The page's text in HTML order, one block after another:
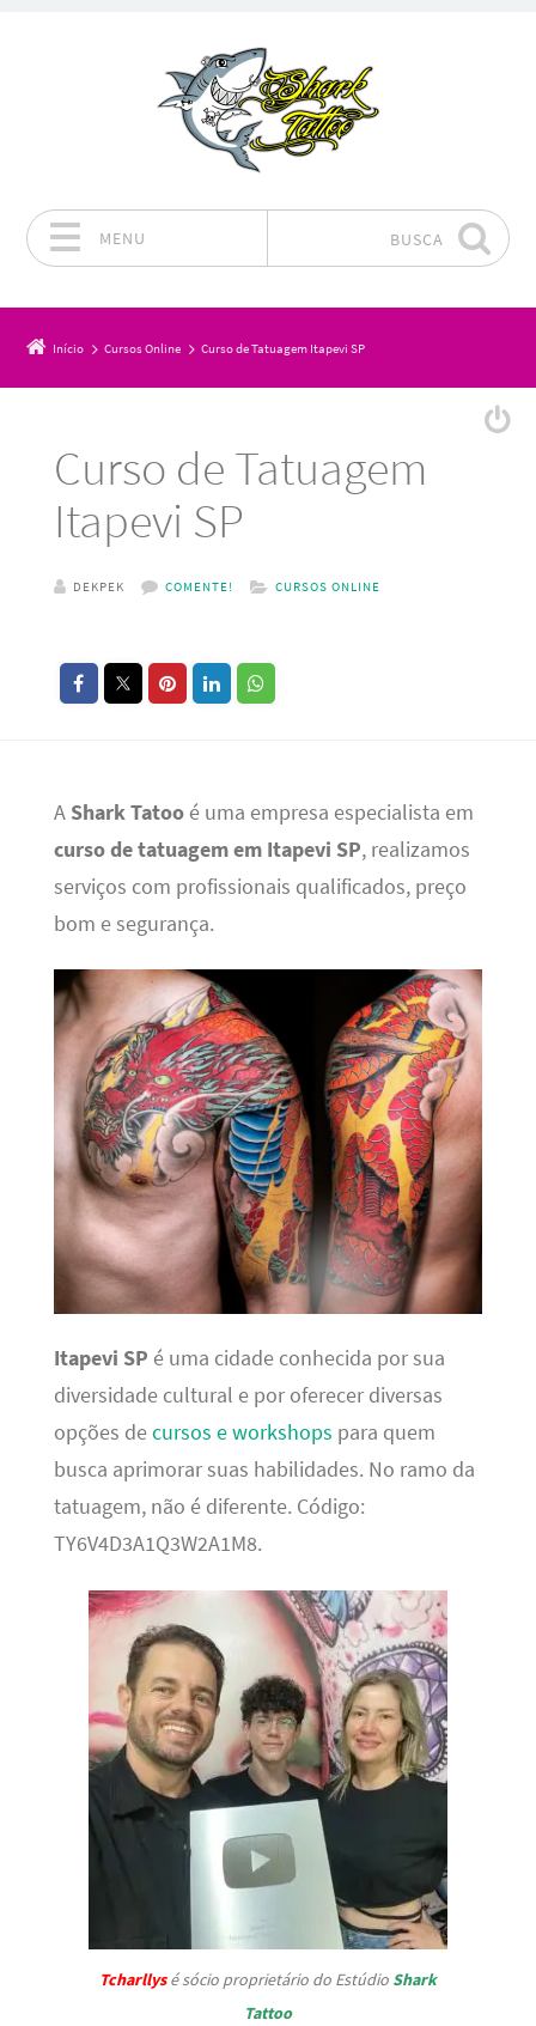
MENU BUSCA
Início Cursos Online Curso de Tatuagem Itapevi SP
Curso de Tatuagem
Itapevi SP
DEKPEK COMENTE! CURSOS ONLINE
A Shark Tatooé uma empresa especialista em
curso de tatuagem em Itapevi SP, realizamos
serviços com profissionais qualificados, preço
bom e segurança.
Itapevi SP é uma cidade conhecida por sua
diversidade cultural e por oferecer diversas
opções decursos e workshops para quem
busca aprimorar suas habilidades. No ramo da
tatuagem, não é diferente. Código:
TY6V4D3A1Q3W2A1M8.
Tcharllysé sócio proprietário do Estúdio Shark
Tattoo